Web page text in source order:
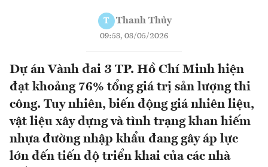
T Thanh Thủy
09:58, 08/05/2026
Dự án Vành đai 3 TP. Hồ Chí Minh hiện
đạt khoảng 76% tổng giá trị sản lượng thi
công. Tuy nhiên, biến động giá nhiên liệu,
vật liệu xây dựng và tình trạng khan hiếm
nhựa đường nhập khẩu đang gây áp lực
lớn đến tiến độ triển khai của các nhà